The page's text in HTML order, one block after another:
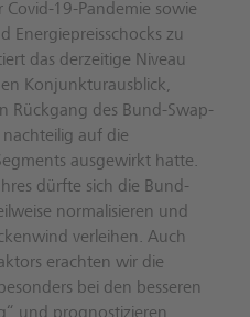
19-Pandemie sowie
Energiepreisschocks zu
das derzeitige Niveau
Konjunkturausblick,
Rückgang des Bund-Swap-
nachteilig auf die
ausgewirkt hatte.
dürfte sich die Bund-
normalisieren und
verleihen. Auch
erachten wir die
bei den besseren